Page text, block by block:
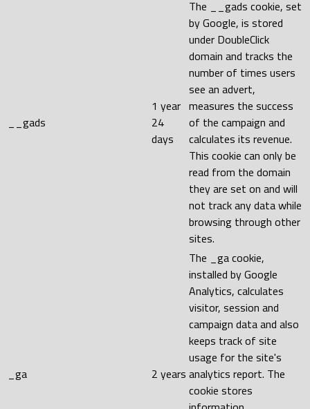
__gads
1 year
24
days
The __gads cookie, set
by Google, is stored
under DoubleClick
domain and tracks the
number of times users
see an advert,
measures the success
of the campaign and
calculates its revenue.
This cookie can only be
read from the domain
they are set on and will
not track any data while
browsing through other
sites.
_ga 2 years
The _ga cookie,
installed by Google
Analytics, calculates
visitor, session and
campaign data and also
keeps track of site
usage for the site's
analytics report. The
cookie stores